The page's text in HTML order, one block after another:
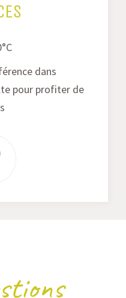
dans
pour profiter de